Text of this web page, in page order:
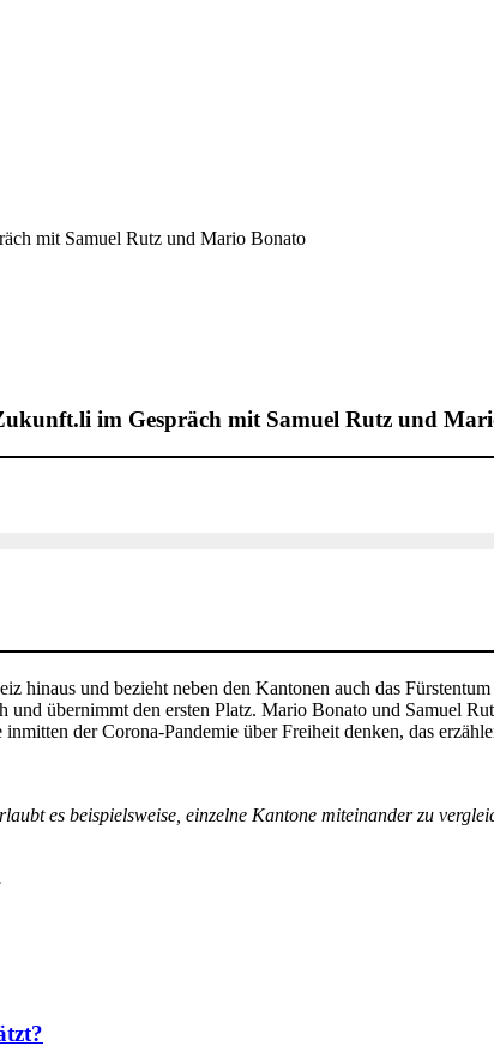
mit Samuel Rutz und Mario Bonato
im Gespräch mit Samuel Rutz und
hinaus und bezieht neben den Kantonen auch das
übernimmt den ersten Platz. Mario Bonato und Samuel
der Corona-Pandemie über Freiheit denken, das
es beispielsweise, einzelne Kantone miteinander zu